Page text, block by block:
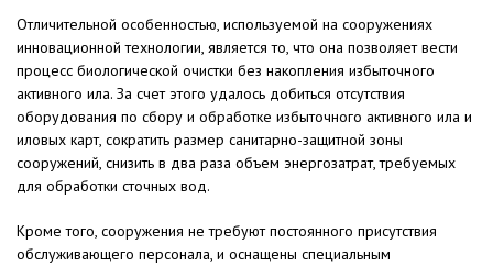
Отличительной особенностью, используемой на сооружениях
инновационной технологии, является то, что она позволяет вести
процесс биологической очистки без накопления избыточного
активного ила. За счет этого удалось добиться отсутствия
оборудования по сбору и обработке избыточного активного ила и
иловых карт, сократить размер санитарно-защитной зоны
сооружений, снизить в два раза объем энергозатрат, требуемых
для обработки сточных вод.
Кроме того, сооружения не требуют постоянного присутствия
обслуживающего персонала, и оснащены специальным